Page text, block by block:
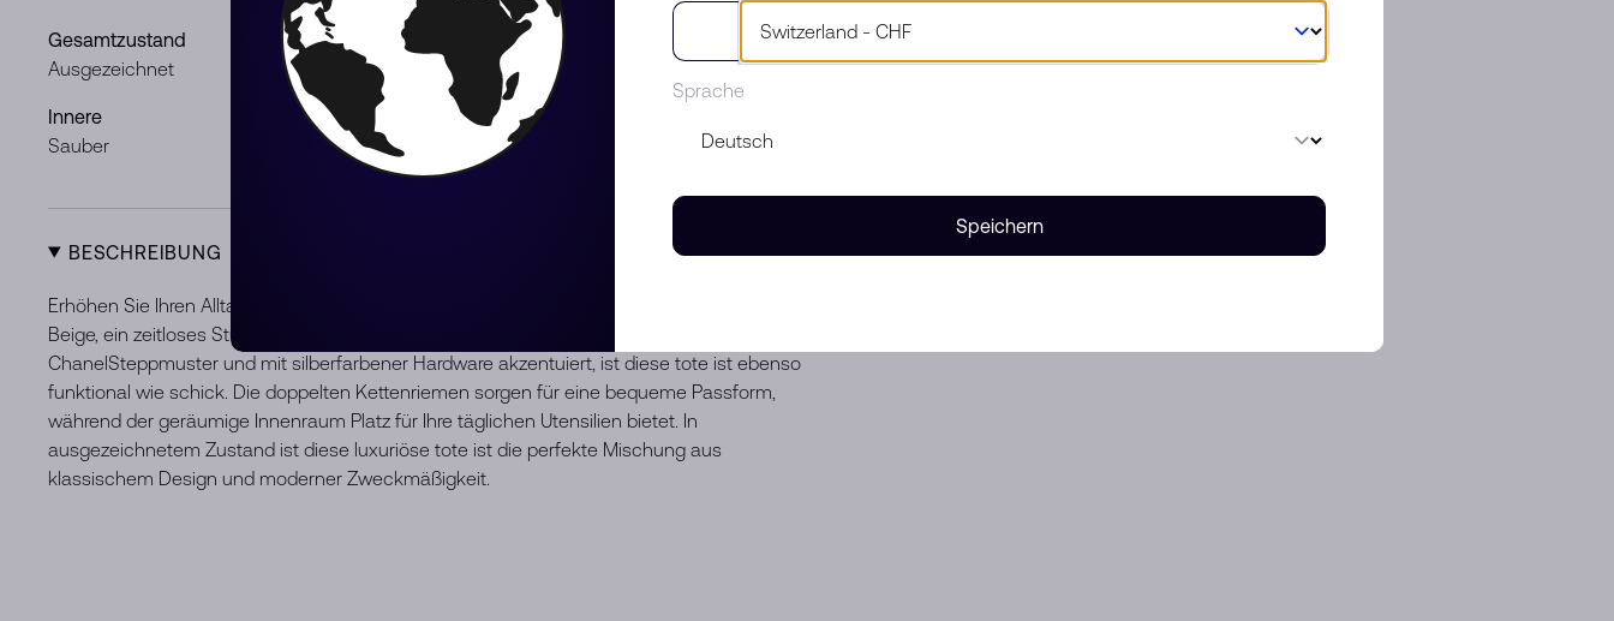
Gesamtzustand
Ausgezeichnet
Außenseite
Leichte Gebrauchsspuren
Innere
Sauber
Eisenwaren
Leichte Gebrauchsspuren
BESCHREIBUNG
Erhöhen Sie Ihren Alltagsstil mit dieser Chanel Boy Reverso Gesteppt Tote Tasche in
Beige, ein zeitloses Stück, das Eleganz und Raffinesse ausstrahlt. Gefertigt mit
ChanelSteppmuster und mit silberfarbener Hardware akzentuiert, ist diese tote ist ebenso
funktional wie schick. Die doppelten Kettenriemen sorgen für eine bequeme Passform,
während der geräumige Innenraum Platz für Ihre täglichen Utensilien bietet. In
ausgezeichnetem Zustand ist diese luxuriöse tote ist die perfekte Mischung aus
klassischem Design und moderner Zweckmäßigkeit.
Sprache
Speichern